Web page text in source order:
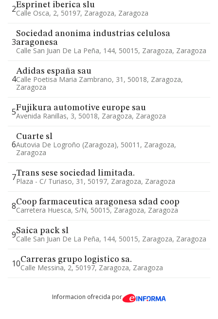
2Esprinet iberica slu
Calle Osca, 2, 50197, Zaragoza, Zaragoza
3
Sociedad anonima industrias celulosa
aragonesa
Calle San Juan De La Peña, 144, 50015, Zaragoza, Zaragoza
4
Adidas españa sau
Calle Poetisa Maria Zambrano, 31, 50018, Zaragoza,
Zaragoza
5Fujikura automotive europe sau
Avenida Ranillas, 3, 50018, Zaragoza, Zaragoza
6
Cuarte sl
Autovia De Logroño (zaragoza), 50011, Zaragoza,
Zaragoza
7Trans sese sociedad limitada.
Plaza - C/ Turiaso, 31, 50197, Zaragoza, Zaragoza
8Coop farmaceutica aragonesa sdad coop
Carretera Huesca, S/n, 50015, Zaragoza, Zaragoza
9Saica pack sl
Calle San Juan De La Peña, 144, 50015, Zaragoza, Zaragoza
10Carreras grupo logistico sa.
Calle Messina, 2, 50197, Zaragoza, Zaragoza
Informacion ofrecida por